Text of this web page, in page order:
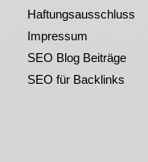
Haftungsausschluss
Impressum
SEO Blog Beiträge
SEO für Backlinks